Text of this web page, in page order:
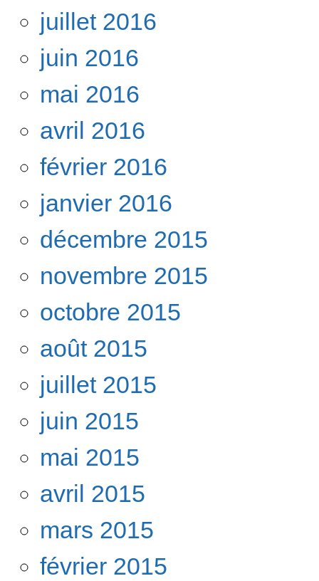
juillet 2016
juin 2016
mai 2016
avril 2016
février 2016
janvier 2016
décembre 2015
novembre 2015
octobre 2015
août 2015
juillet 2015
juin 2015
mai 2015
avril 2015
mars 2015
février 2015